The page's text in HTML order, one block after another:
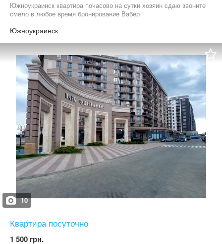
Южноукраинск квартира почасово на сутки хозяин сдаю звоните
смело в любое время бронирование Вабер
Южноукраинск
10
Квартира посуточно
1 500 грн.